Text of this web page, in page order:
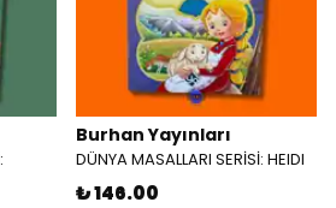
Burhan Yayınları
DÜNYA MASALLARI SERİSİ: HEIDI
₺ 146.00